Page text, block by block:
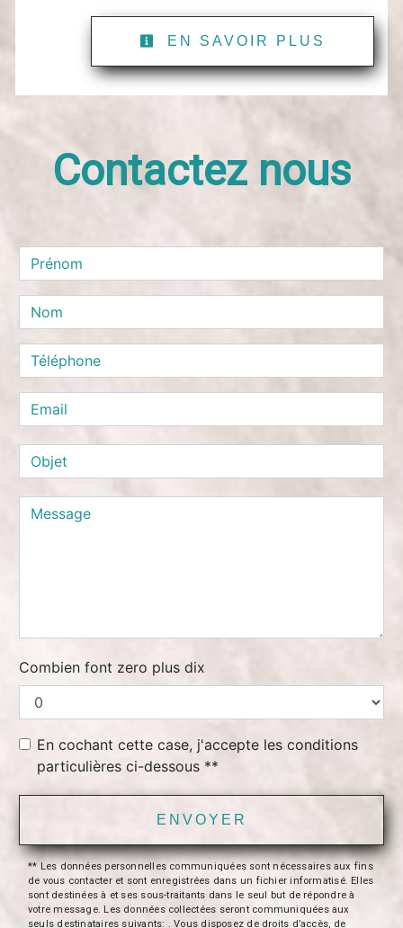
EN SAVOIR PLUS
Contactez nous
Combien font zero plus dix
En cochant cette case, j'accepte les conditions
particulières ci-dessous **
ENVOYER
** Les données personnelles communiquées sont nécessaires aux fins
de vous contacter et sont enregistrées dans un fichier informatisé. Elles
sont destinées à et ses sous-traitants dans le seul but de répondre à
votre message. Les données collectées seront communiquées aux
seuls destinataires suivants: . Vous disposez de droits d’accès, de